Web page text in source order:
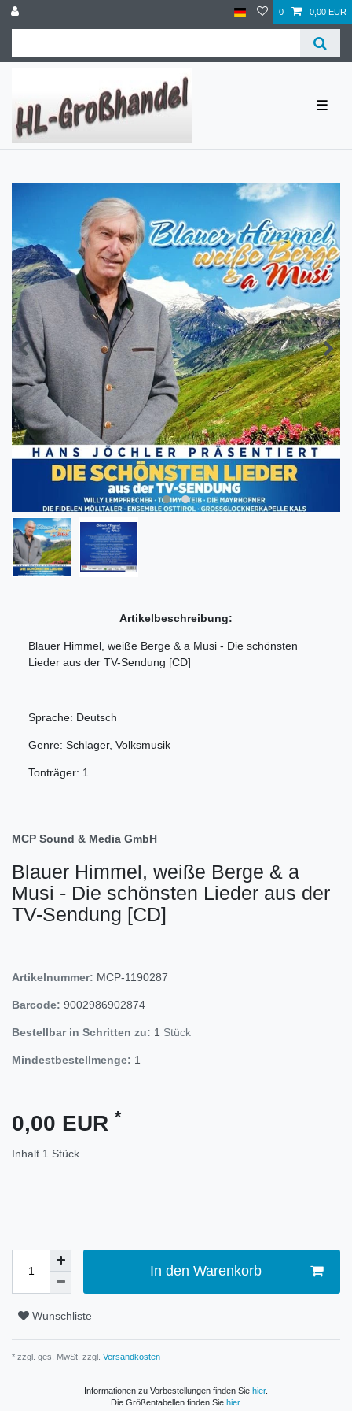
0 0,00 EUR
☰
Artikelbeschreibung:
Blauer Himmel, weiße Berge & a Musi - Die schönsten
Lieder aus der TV-Sendung [CD]
Sprache: Deutsch
Genre: Schlager, Volksmusik
Tonträger: 1
MCP Sound & Media GmbH
Blauer Himmel, weiße Berge & a
Musi - Die schönsten Lieder aus der
TV-Sendung [CD]
Artikelnummer: MCP-1190287
Barcode: 9002986902874
Bestellbar in Schritten zu: 1 Stück
Mindestbestellmenge: 1
0,00 EUR *
Inhalt 1 Stück
In den Warenkorb
Wunschliste
* zzgl. ges. MwSt. zzgl. Versandkosten
Informationen zu Vorbestellungen finden Sie hier.
Die Größentabellen finden Sie hier.